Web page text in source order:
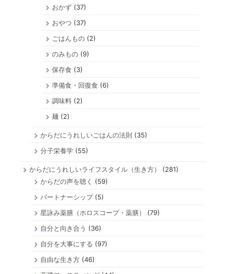
おかず(37)
おやつ (37)
ごはんもの(2)
のみもの(9)
保存食 (3)
準備食・回復食 (6)
調味料(2)
麺 (2)
からだにうれしいごはんの法則 (35)
分子栄養学 (55)
からだにうれしいライフスタイル（生き方）
(281)
からだの声を聴く
(59)
パートナーシップ(5)
星詠み薬膳（ホロスコープ・薬膳）
(79)
自分と向き合う (36)
自分を大事にする (97)
自由な生き方 (46)